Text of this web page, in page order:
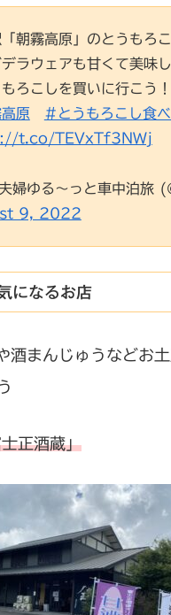
朝霧高原」のとうもろ
ラウェアも甘くて美味
ろこしを買いに行こう！
原
#とうもろこし食
t.co/TEVxTf3NWj
婦ゆる〜っと車中泊旅
9, 2022
になるお店
酒まんじゅうなどお
正酒蔵」